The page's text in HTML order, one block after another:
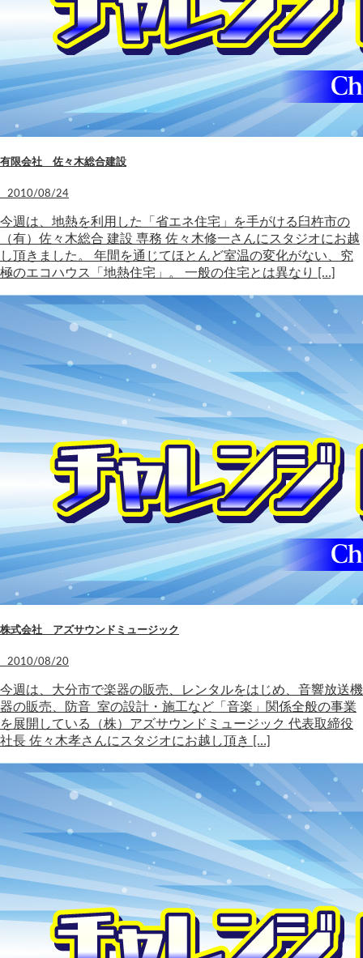
有限会社 佐々木総合建設
2010/08/24
今週は、地熱を利用した「省エネ住宅」を手がける臼杵市の
（有）佐々木総合 建設 専務 佐々木修一さんにスタジオにお越
し頂きました。 年間を通じてほとんど室温の変化がない、究
極のエコハウス「地熱住宅」。 一般の住宅とは異なり […]
株式会社 アズサウンドミュージック
2010/08/20
今週は、大分市で楽器の販売、レンタルをはじめ、音響放送機
器の販売、防音 室の設計・施工など「音楽」関係全般の事業
を展開している（株）アズサウンドミュージック 代表取締役
社長 佐々木孝さんにスタジオにお越し頂き […]